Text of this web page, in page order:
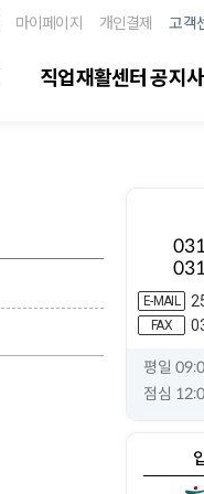
마이페이지 개인결제 고객
직업재활센터 공지
E-MAIL
FAX
평일
점심